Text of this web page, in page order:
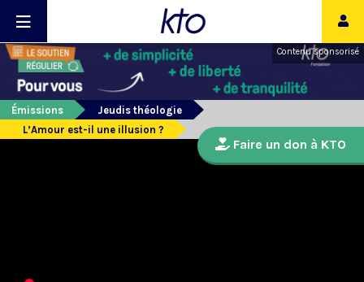
Contenu sponsorisé
Émissions
Jeudis théologie
L’Amour est-il une illusion ?
Faire un don à KTO